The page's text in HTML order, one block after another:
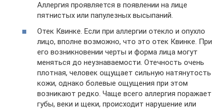
Аллергия проявляется в появлении на лице
пятнистых или папулезных высыпаний.
Отек Квинке. Если при аллергии отекло и опухло
лицо, вполне возможно, что это отек Квинке. При
его возникновении черты и форма лица могут
меняться до неузнаваемости. Отечность очень
плотная, человек ощущает сильную натянутость
кожи, однако болевые ощущения при этом
возникают редко. Чаще всего аллергия поражает
губы, веки и щеки, происходит нарушение или